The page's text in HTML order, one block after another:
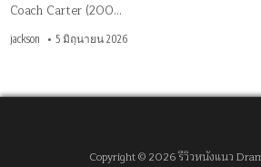
Coach Carter (200…
jackson 5 มิถุนายน 2026
Copyright © 2026 รีวิวหนังแนว